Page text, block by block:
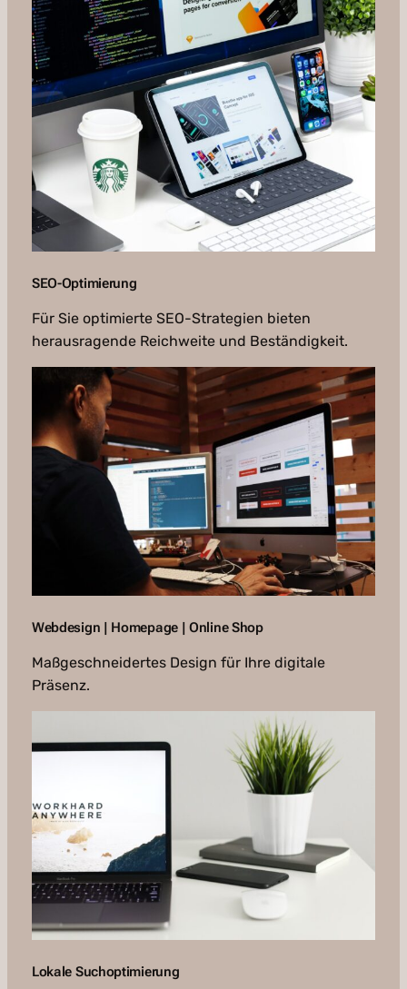
SEO-Optimierung
Für Sie optimierte SEO-Strategien bieten
herausragende Reichweite und Beständigkeit.
Webdesign | Homepage | Online Shop
Maßgeschneidertes Design für Ihre digitale
Präsenz.
Lokale Suchoptimierung